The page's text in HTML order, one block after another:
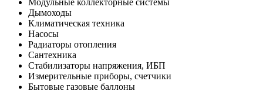
Модульные коллекторные системы
Дымоходы
Климатическая техника
Насосы
Радиаторы отопления
Сантехника
Стабилизаторы напряжения, ИБП
Измерительные приборы, счетчики
Бытовые газовые баллоны